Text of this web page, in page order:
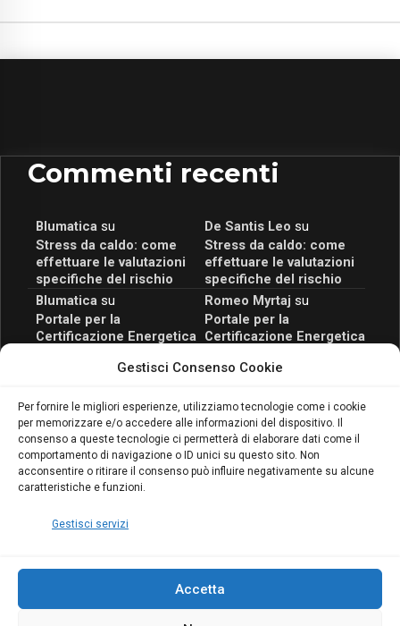
Gestisci Consenso Cookie
Per fornire le migliori esperienze, utilizziamo tecnologie come i cookie
per memorizzare e/o accedere alle informazioni del dispositivo. Il
consenso a queste tecnologie ci permetterà di elaborare dati come il
comportamento di navigazione o ID unici su questo sito. Non
acconsentire o ritirare il consenso può influire negativamente su alcune
caratteristiche e funzioni.
Gestisci servizi
Accetta
Commenti recenti
Blumaticasu
Stress da caldo: come
effettuare le valutazioni
specifiche del rischio
De Santis Leo su
Stress da caldo: come
effettuare le valutazioni
specifiche del rischio
Blumaticasu
Portale per la
Certificazione Energetica
scopri il Corso Blumatica
Romeo Myrtaj su
Portale per la
Certificazione Energetica
scopri il Corso Blumatica
Blumaticasu
Coordinatore della
Sicurezza: cosa è
richiesto per abilitazione
e aggiornamento